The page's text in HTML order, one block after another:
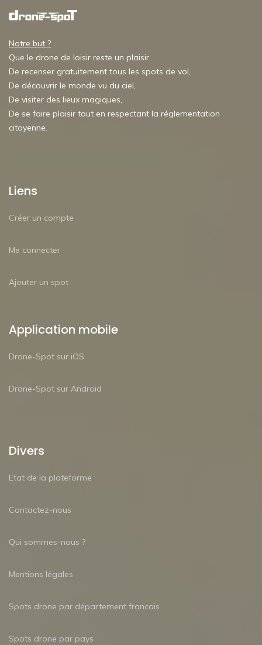
Notre but ?
Que le drone de loisir reste un plaisir,
De recenser gratuitement tous les spots de vol,
De découvrir le monde vu du ciel,
De visiter des lieux magiques,
De se faire plaisir tout en respectant la réglementation
citoyenne.
Liens
Créer un compte
Me connecter
Ajouter un spot
Application mobile
Drone-Spot sur iOS
Drone-Spot sur Android
Divers
Etat de la plateforme
Contactez-nous
Qui sommes-nous ?
Mentions légales
Spots drone par département francais
Spots drone par pays